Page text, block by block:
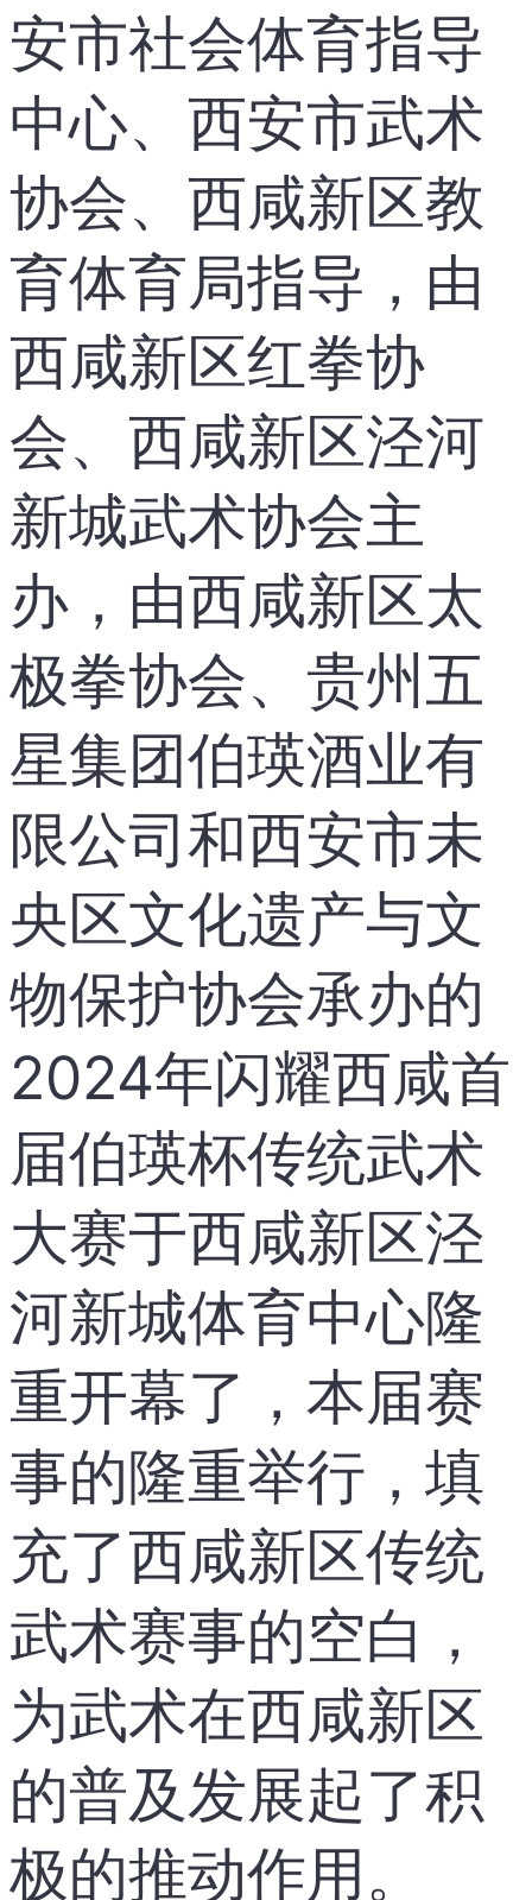
安市社会体育指导
中心、西安市武术
协会、西咸新区教
育体育局指导，由
西咸新区红拳协
会、西咸新区泾河
新城武术协会主
办，由西咸新区太
极拳协会、贵州五
星集团伯瑛酒业有
限公司和西安市未
央区文化遗产与文
物保护协会承办的
2024年闪耀西咸首
届伯瑛杯传统武术
大赛于西咸新区泾
河新城体育中心隆
重开幕了，本届赛
事的隆重举行，填
充了西咸新区传统
武术赛事的空白，
为武术在西咸新区
的普及发展起了积
极的推动作用。